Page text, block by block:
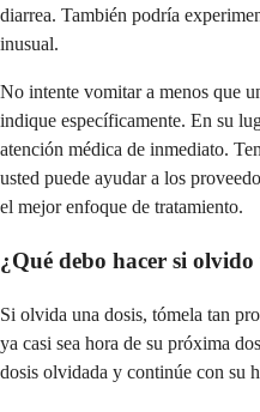
diarrea. También podría
inusual.
No intente vomitar a menos que
indique específicamente. En su
atención médica de inmediato.
usted puede ayudar a los
el mejor enfoque de tratamiento.
¿Qué debo hacer si
Si olvida una dosis, tómela tan
ya casi sea hora de su próxima
dosis olvidada y continúe con su